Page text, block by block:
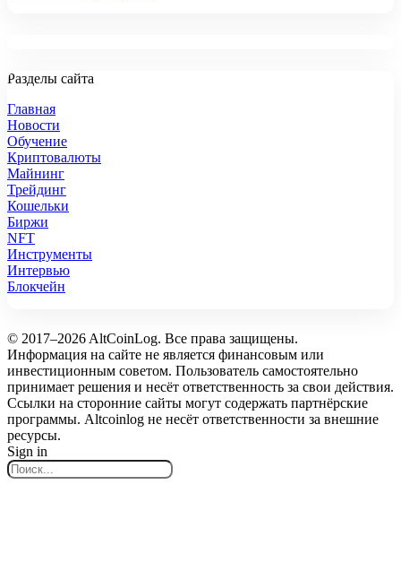
Разделы сайта
Главная
Новости
Обучение
Криптовалюты
Майнинг
Трейдинг
Кошельки
Биржи
NFT
Инструменты
Интервью
Блокчейн
© 2017–2026 AltCoinLog. Все права защищены.
Информация на сайте не является финансовым или
инвестиционным советом. Пользователь самостоятельно
принимает решения и несёт ответственность за свои действия.
Ссылки на сторонние сайты могут содержать партнёрские
программы. Altcoinlog не несёт ответственности за внешние
ресурсы.
Sign in